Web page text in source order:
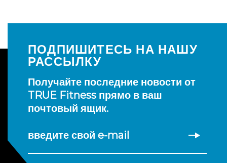
ПОДПИШИТЕСЬ НА НАШУ
РАССЫЛКУ
Получайте последние новости от
TRUE Fitness прямо в ваш
почтовый ящик.
введите свой e-mail